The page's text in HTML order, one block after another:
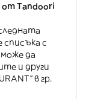
от Tandoori
списъка с
може да
и други
в гр.